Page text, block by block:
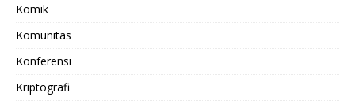
Komik
Komunitas
Konferensi
Kriptografi